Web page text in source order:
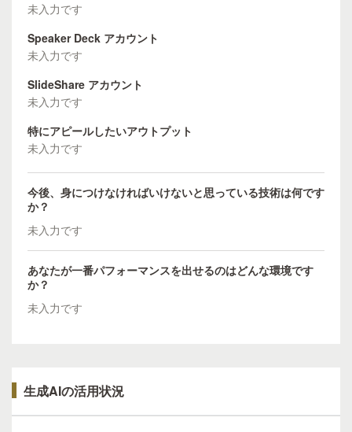
未入力です
Speaker Deck アカウント
未入力です
SlideShare アカウント
未入力です
特にアピールしたいアウトプット
未入力です
今後、身につけなければいけないと思っている技術は何です
か？
未入力です
あなたが一番パフォーマンスを出せるのはどんな環境です
か？
未入力です
生成AIの活用状況